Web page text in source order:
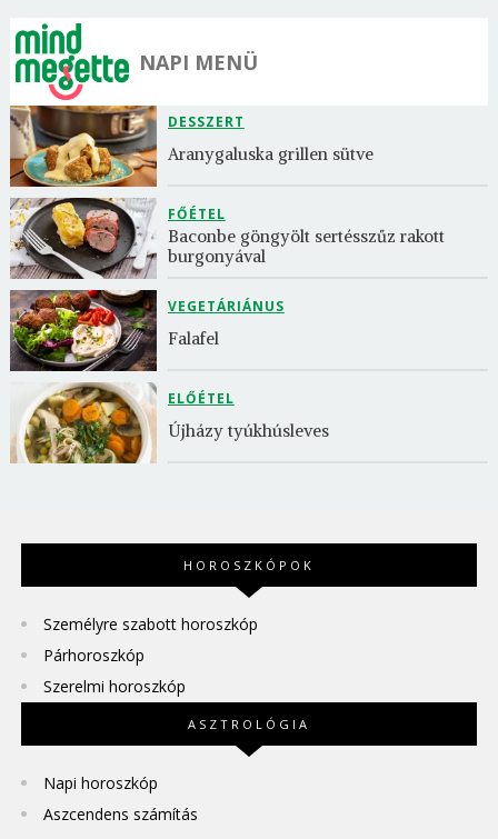
NAPI MENÜ
DESSZERT
Aranygaluska grillen sütve
FŐÉTEL
Baconbe göngyölt sertésszűz rakott
burgonyával
VEGETÁRIÁNUS
Falafel
ELŐÉTEL
Újházy tyúkhúsleves
HOROSZKÓPOK
Személyre szabott horoszkóp
Párhoroszkóp
Szerelmi horoszkóp
ASZTROLÓGIA
Napi horoszkóp
Aszcendens számítás